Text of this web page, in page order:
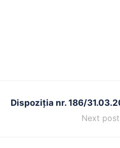
Dispoziția nr. 186/
Next post